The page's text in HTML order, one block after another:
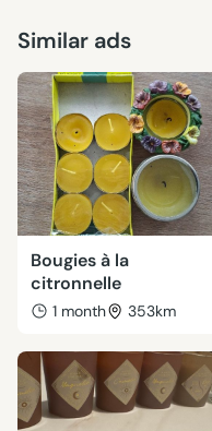
Similar ads
Bougies à la
citronnelle
1 month 353km